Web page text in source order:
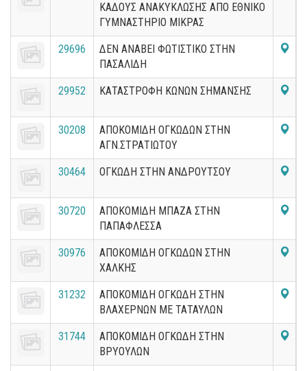
ΚΑΔΟΥΣ ΑΝΑΚΥΚΛΩΣΗΣ ΑΠΟ ΕΘΝΙΚΟ
ΓΥΜΝΑΣΤΗΡΙΟ ΜΙΚΡΑΣ
29696
ΔΕΝ ΑΝΑΒΕΙ ΦΩΤΙΣΤΙΚΟ ΣΤΗΝ
ΠΑΣΑΛΙΔΗ
29952 ΚΑΤΑΣΤΡΟΦΗ ΚΩΝΩΝ ΣΗΜΑΝΣΗΣ
30208
ΑΠΟΚΟΜΙΔΗ ΟΓΚΩΔΩΝ ΣΤΗΝ
ΑΓΝ.ΣΤΡΑΤΙΩΤΟΥ
30464 ΟΓΚΩΔΗ ΣΤΗΝ ΑΝΔΡΟΥΤΣΟΥ
30720
ΑΠΟΚΟΜΙΔΗ ΜΠΑΖΑ ΣΤΗΝ
ΠΑΠΑΦΛΕΣΣΑ
30976
ΑΠΟΚΟΜΙΔΗ ΟΓΚΩΔΩΝ ΣΤΗΝ
ΧΑΛΚΗΣ
31232
ΑΠΟΚΟΜΙΔΗ ΟΓΚΩΔΗ ΣΤΗΝ
ΒΛΑΧΕΡΝΩΝ ΜΕ ΤΑΤΑΥΛΩΝ
31744
ΑΠΟΚΟΜΙΔΗ ΟΓΚΩΔΗ ΣΤΗΝ
ΒΡΥΟΥΛΩΝ